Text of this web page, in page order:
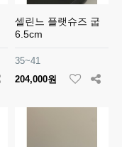
셀린느 플랫슈즈 굽
6.5cm
35~41
204,000원